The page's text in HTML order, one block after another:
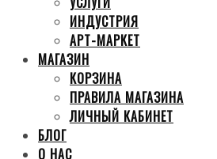
ИНДУСТРИЯ
АРТ-МАРКЕТ
МАГАЗИН
КОРЗИНА
ПРАВИЛА МАГАЗИНА
ЛИЧНЫЙ КАБИНЕТ
БЛОГ
О НАС